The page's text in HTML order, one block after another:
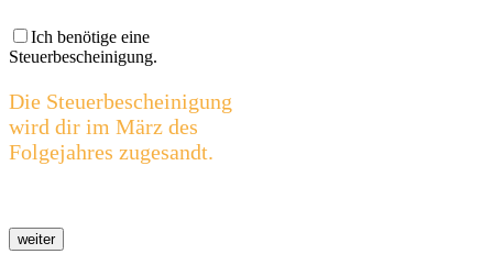
Ich benötige eine
Steuerbescheinigung.
Die Steuerbescheinigung
wird dir im März des
Folgejahres zugesandt.
weiter